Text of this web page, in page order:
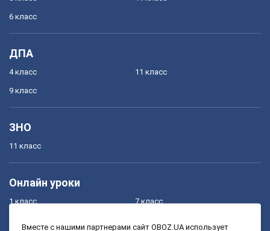
6 класс
ДПА
4 класс
9 класс
11 класс
ЗНО
11 класс
Онлайн уроки
1 класс 7 класс
Вместе с нашими партнерами сайт OBOZ.UA использует